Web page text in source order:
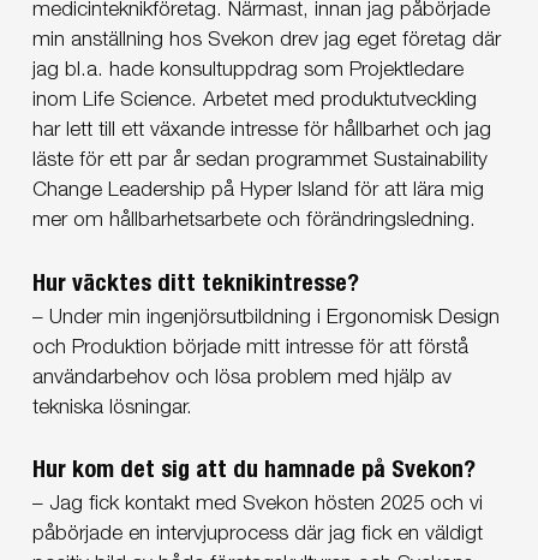
medicinteknikföretag. Närmast, innan jag påbörjade
min anställning hos Svekon drev jag eget företag där
jag bl.a. hade konsultuppdrag som Projektledare
inom Life Science. Arbetet med produktutveckling
har lett till ett växande intresse för hållbarhet och jag
läste för ett par år sedan programmet Sustainability
Change Leadership på Hyper Island för att lära mig
mer om hållbarhetsarbete och förändringsledning.
Hur väcktes ditt teknikintresse?
– Under min ingenjörsutbildning i Ergonomisk Design
och Produktion började mitt intresse för att förstå
användarbehov och lösa problem med hjälp av
tekniska lösningar.
Hur kom det sig att du hamnade på Svekon?
– Jag fick kontakt med Svekon hösten 2025 och vi
påbörjade en intervjuprocess där jag fick en väldigt